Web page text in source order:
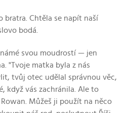
bratra. Chtěla se napít naší
bodá.
svou moudrostí — jen
"Tvoje matka byla z nás
tvůj otec udělal správnou věc,
když vás zachránila. Ale to
Můžeš ji použít na něco